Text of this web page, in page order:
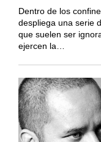
Dentro de los
despliega una serie
que suelen ser
ejercen la…